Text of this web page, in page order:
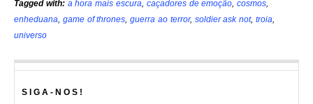
Tagged with: a hora mais escura caçadores de emoção ,cosmos
enheduana game of thrones ,guerra ao terror, soldier ask not,troia
universo
SIGA-NOS!